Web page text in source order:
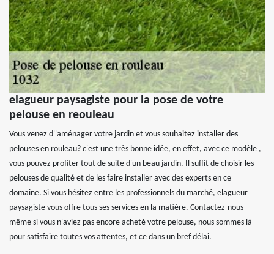
elagueur paysagiste pour la pose de votre
pelouse en reouleau
Vous venez d''aménager votre jardin et vous souhaitez installer des
pelouses en rouleau? c'est une très bonne idée, en effet, avec ce modèle ,
vous pouvez profiter tout de suite d'un beau jardin. Il suffit de choisir les
pelouses de qualité et de les faire installer avec des experts en ce
domaine. Si vous hésitez entre les professionnels du marché, elagueur
paysagiste vous offre tous ses services en la matière. Contactez-nous
même si vous n'aviez pas encore acheté votre pelouse, nous sommes là
pour satisfaire toutes vos attentes, et ce dans un bref délai.